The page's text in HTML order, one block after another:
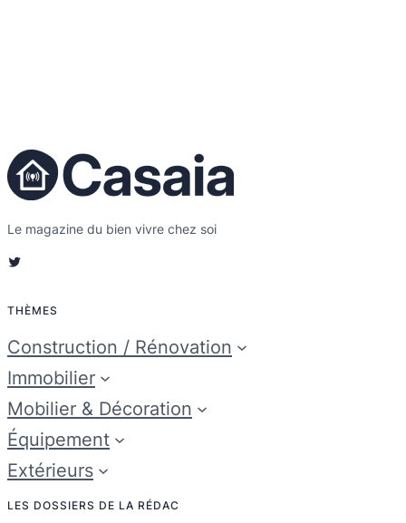
Le magazine du bien vivre chez soi
Twitter
THÈMES
Construction / Rénovation
Immobilier
Mobilier & Décoration
Équipement
Extérieurs
LES DOSSIERS DE LA RÉDAC